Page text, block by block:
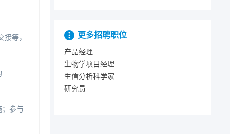
等，
参与
更多招聘职位
产品经理
生物学项目经理
生信分析科学家
研究员